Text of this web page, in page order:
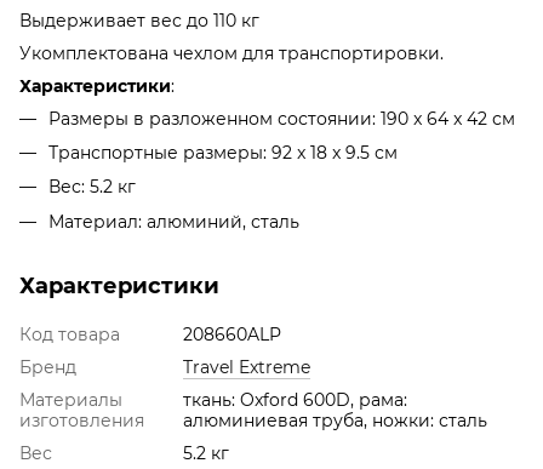
Выдерживает вес до 110 кг
Укомплектована чехлом для транспортировки.
Характеристики:
Размеры в разложенном состоянии: 190 x 64 x 42 см
Транспортные размеры: 92 x 18 x 9.5 см
Вес: 5.2 кг
Материал: алюминий, сталь
Характеристики
Код товара
208660ALP
Бренд
Travel Extreme
Материалы
изготовления
ткань: Oxford 600D, рама:
алюминиевая труба, ножки: сталь
Вес
5.2 кг